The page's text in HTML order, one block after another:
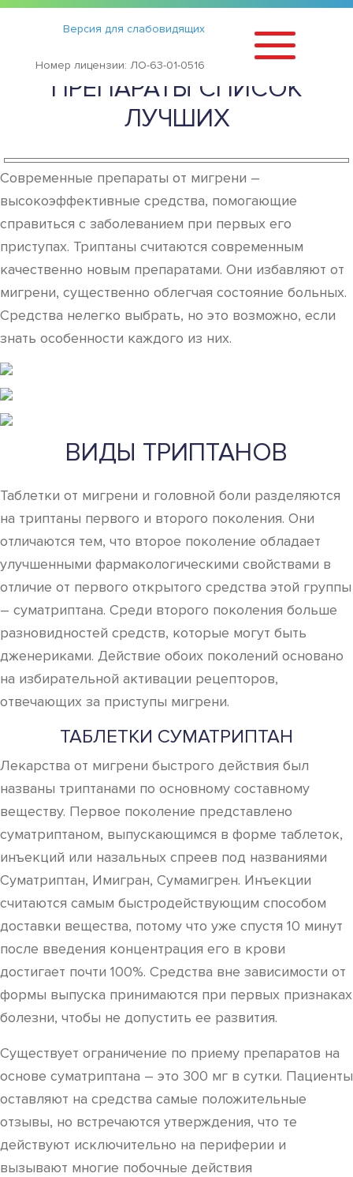
Версия для слабовидящих
Номер лицензии: ЛО-63-01-0516
Статьи ›
ТРИПТАНЫ ОТ МИГРЕНИ
ПРЕПАРАТЫ СПИСОК
ЛУЧШИХ
Современные препараты от мигрени –
высокоэффективные средства, помогающие
справиться с заболеванием при первых его
приступах. Триптаны считаются современным
качественно новым препаратами. Они избавляют от
мигрени, существенно облегчая состояние больных.
Средства нелегко выбрать, но это возможно, если
знать особенности каждого из них.
ВИДЫ ТРИПТАНОВ
Таблетки от мигрени и головной боли разделяются
на триптаны первого и второго поколения. Они
отличаются тем, что второе поколение обладает
улучшенными фармакологическими свойствами в
отличие от первого открытого средства этой группы
– суматриптана. Среди второго поколения больше
разновидностей средств, которые могут быть
дженериками. Действие обоих поколений основано
на избирательной активации рецепторов,
отвечающих за приступы мигрени.
ТАБЛЕТКИ СУМАТРИПТАН
Лекарства от мигрени быстрого действия был
названы триптанами по основному составному
веществу. Первое поколение представлено
суматриптаном, выпускающимся в форме таблеток,
инъекций или назальных спреев под названиями
Суматриптан, Имигран, Сумамигрен. Инъекции
считаются самым быстродействующим способом
доставки вещества, потому что уже спустя 10 минут
после введения концентрация его в крови
достигает почти 100%. Средства вне зависимости от
формы выпуска принимаются при первых признаках
болезни, чтобы не допустить ее развития.
Существует ограничение по приему препаратов на
основе суматриптана – это 300 мг в сутки. Пациенты
оставляют на средства самые положительные
отзывы, но встречаются утверждения, что те
действуют исключительно на периферии и
вызывают многие побочные действия